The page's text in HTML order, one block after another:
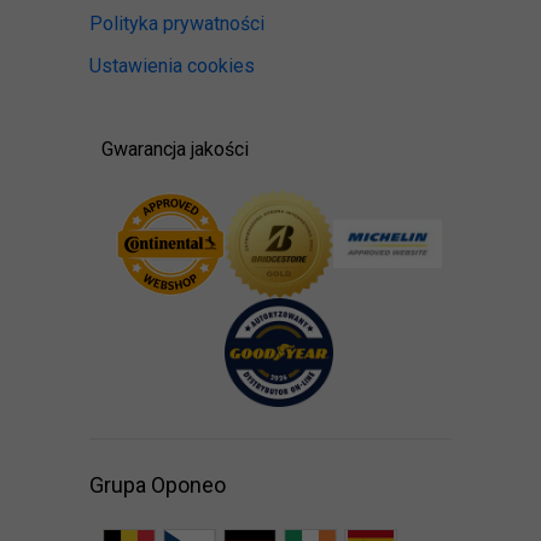
Polityka prywatności
Ustawienia cookies
Gwarancja jakości
Grupa Oponeo